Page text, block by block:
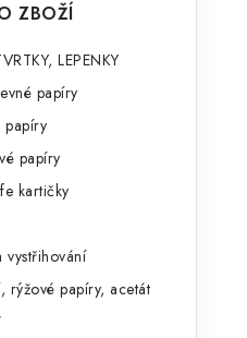
ZBOŽÍ
LEPENKY
papíry
papíry
papíry
kartičky
vystřihování
rýžové papíry, acetát